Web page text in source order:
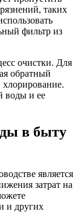
таких
фильтр из
очистки. Для
обратный
воды и ее
в быту
является
затрат на
и других